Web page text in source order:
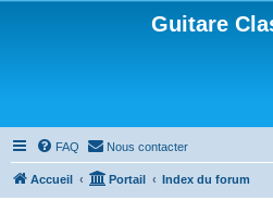
Guitare
FAQ Nous contacter
Accueil Portail Index du forum